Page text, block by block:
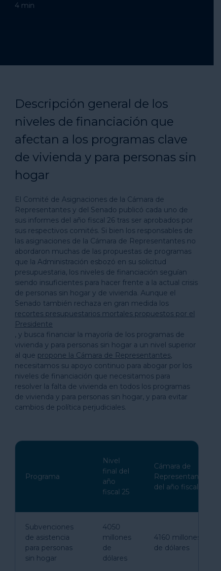
4 min
Descripción general de los
niveles de financiación que
afectan a los programas clave
de vivienda y para personas sin
hogar
El Comité de Asignaciones de la Cámara de
Representantes y del Senado publicó cada uno de
sus informes del año fiscal 26 tras ser aprobados por
sus respectivos comités. Si bien los responsables de
las asignaciones de la Cámara de Representantes no
abordaron muchas de las propuestas de programas
que la Administración esbozó en su solicitud
presupuestaria, los niveles de financiación seguían
siendo insuficientes para hacer frente a la actual crisis
de personas sin hogar y de vivienda. Aunque el
Senado también rechaza en gran medida los
recortes presupuestarios mortales propuestos por el
Presidente
, y busca financiar la mayoría de los programas de
vivienda y para personas sin hogar a un nivel superior
al que propone la Cámara de Representantes,
necesitamos su apoyo continuo para abogar por los
niveles de financiación que necesitamos para
resolver la falta de vivienda en todos los programas
de vivienda y para personas sin hogar, y para evitar
cambios de política perjudiciales.
Programa
Nivel
final del
año
fiscal 25
Cámara de
Representantes
del año fiscal 26
Subvenciones
de asistencia
para personas
sin hogar
4050
millones
de
dólares
4160 millones
de dólares